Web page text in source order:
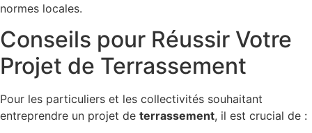
normes locales.
Conseils pour Réussir Votre
Projet de Terrassement
Pour les particuliers et les collectivités souhaitant
entreprendre un projet de terrassement, il est crucial de :